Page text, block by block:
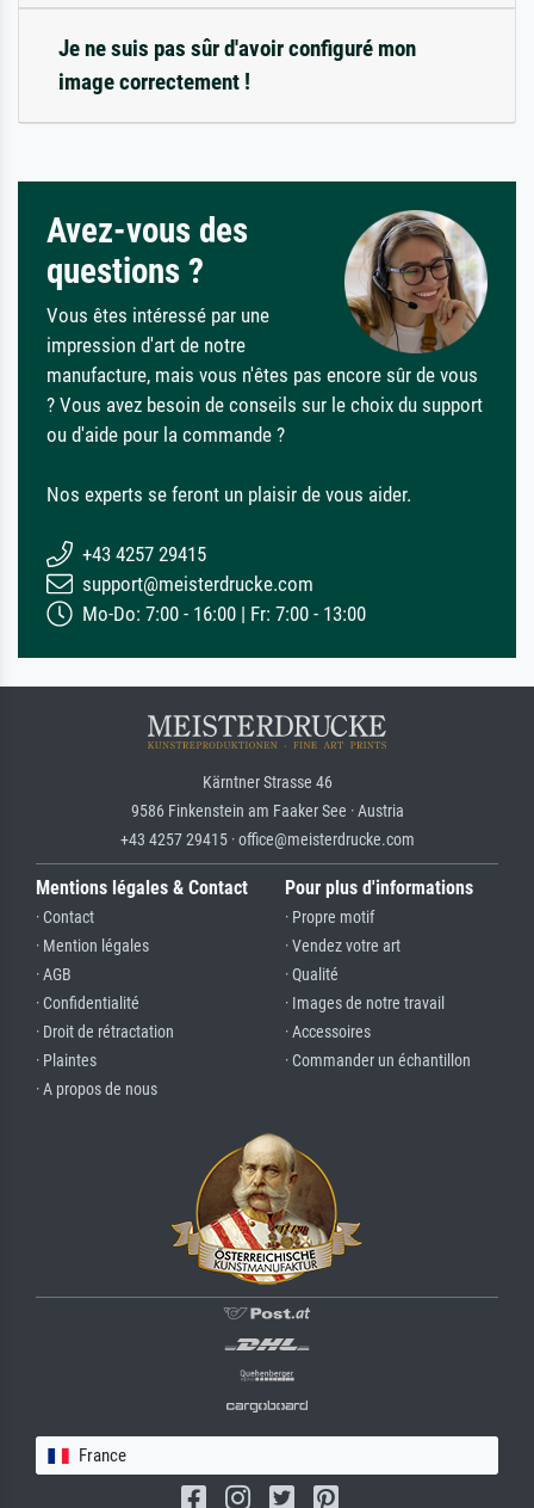
Je ne suis pas sûr d'avoir configuré mon
image correctement !
Avez-vous des
questions ?
Vous êtes intéressé par une
impression d'art de notre
manufacture, mais vous n'êtes pas encore sûr de vous
? Vous avez besoin de conseils sur le choix du support
ou d'aide pour la commande ?
Nos experts se feront un plaisir de vous aider.
+43 4257 29415
support@meisterdrucke.com
Mo-Do: 7:00 - 16:00 | Fr: 7:00 - 13:00
Kärntner Strasse 46
9586 Finkenstein am Faaker See · Austria
+43 4257 29415 · office@meisterdrucke.com
Mentions légales & Contact
· Contact
· Mention légales
· AGB
· Confidentialité
· Droit de rétractation
· Plaintes
· A propos de nous
Pour plus d'informations
· Propre motif
· Vendez votre art
· Qualité
· Images de notre travail
· Accessoires
· Commander un échantillon
France